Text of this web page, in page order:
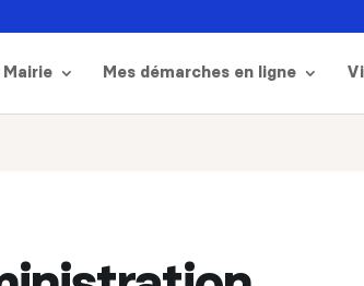
Mairie Mes démarches en ligne